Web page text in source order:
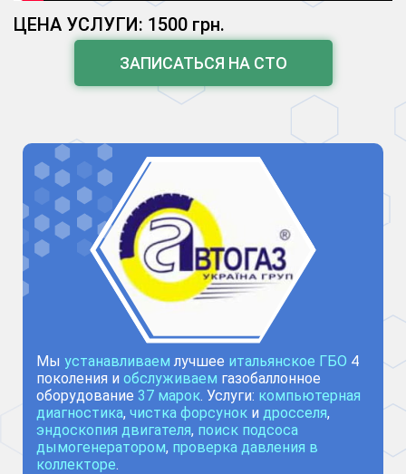
ЦЕНА УСЛУГИ: 1500 грн.
ЗАПИСАТЬСЯ НА СТО
Мы устанавливаем лучшее итальянское ГБО 4
поколения и обслуживаем газобаллонное
оборудование 37 марок. Услуги: компьютерная
диагностика, чистка форсунок и дросселя,
эндоскопия двигателя, поиск подсоса
дымогенератором, проверка давления в
коллекторе.